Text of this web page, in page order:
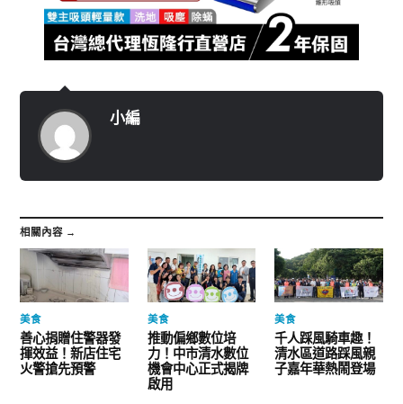
小編
相關內容 →
美食
善心捐贈住警器發
揮效益！新店住宅
火警搶先預警
美食
推動偏鄉數位培
力！中市清水數位
機會中心正式揭牌
啟用
美食
千人踩風騎車趣！
清水區道路踩風親
子嘉年華熱鬧登場